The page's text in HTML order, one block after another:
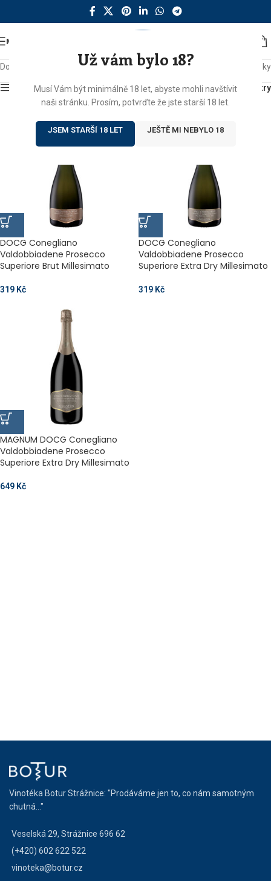
Už vám bylo 18?
Musí Vám být minimálně 18 let, abyste mohli navštívit
naši stránku. Prosím, potvrďte že jste starší 18 let.
JSEM STARŠÍ 18 LET JEŠTĚ MI NEBYLO 18
MENU
Domů Produkty se štítkem „valdobiaddene“ Zobrazeny 3 výsledky
Zobrazit sidebar Filtry
DOCG Conegliano
Valdobbiadene Prosecco
Superiore Brut Millesimato
319 Kč
DOCG Conegliano
Valdobbiadene Prosecco
Superiore Extra Dry Millesimato
319 Kč
MAGNUM DOCG Conegliano
Valdobbiadene Prosecco
Superiore Extra Dry Millesimato
649 Kč
Vinotéka Botur Strážnice: "Prodáváme jen to, co nám samotným
chutná..."
Veselská 29, Strážnice 696 62
(+420) 602 622 522
vinoteka@botur.cz